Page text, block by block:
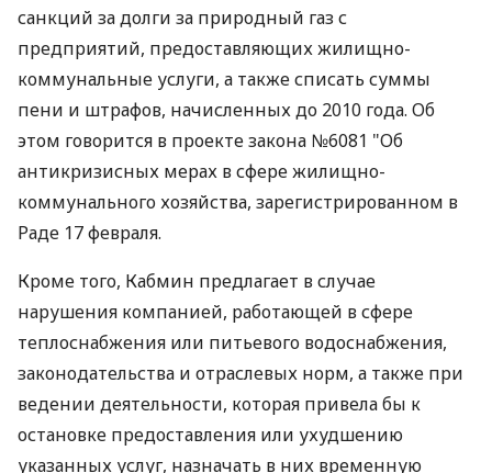
санкций за долги за природный газ с
предприятий, предоставляющих жилищно-
коммунальные услуги, а также списать суммы
пени и штрафов, начисленных до 2010 года. Об
этом говорится в проекте закона №6081 "Об
антикризисных мерах в сфере жилищно-
коммунального хозяйства, зарегистрированном в
Раде 17 февраля.
Кроме того, Кабмин предлагает в случае
нарушения компанией, работающей в сфере
теплоснабжения или питьевого водоснабжения,
законодательства и отраслевых норм, а также при
ведении деятельности, которая привела бы к
остановке предоставления или ухудшению
указанных услуг, назначать в них временную